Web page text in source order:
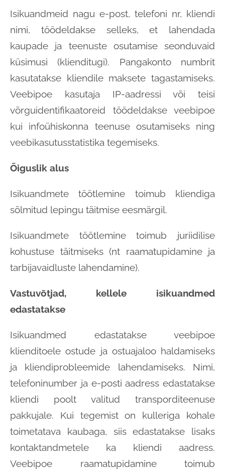
Isikuandmeid nagu e-post, telefoni nr, kliendi
nimi, töödeldakse selleks, et lahendada
kaupade ja teenuste osutamise seonduvaid
küsimusi (klienditugi). Pangakonto numbrit
kasutatakse kliendile maksete tagastamiseks.
Veebipoe kasutaja IP-aadressi või teisi
võrguidentifikaatoreid töödeldakse veebipoe
kui infoühiskonna teenuse osutamiseks ning
veebikasutusstatistika tegemiseks.
Õiguslik alus
Isikuandmete töötlemine toimub kliendiga
sõlmitud lepingu täitmise eesmärgil.
Isikuandmete töötlemine toimub juriidilise
kohustuse täitmiseks (nt raamatupidamine ja
tarbijavaidluste lahendamine).
Vastuvõtjad, kellele isikuandmed
edastatakse
Isikuandmed edastatakse veebipoe
klienditoele ostude ja ostuajaloo haldamiseks
ja kliendiprobleemide lahendamiseks. Nimi,
telefoninumber ja e-posti aadress edastatakse
kliendi poolt valitud transporditeenuse
pakkujale. Kui tegemist on kulleriga kohale
toimetatava kaubaga, siis edastatakse lisaks
kontaktandmetele ka kliendi aadress.
Veebipoe raamatupidamine toimub